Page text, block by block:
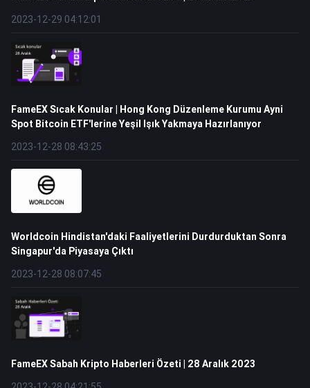
2023-12-29 04:12:01
FameEX Sıcak Konular | Hong Kong Düzenleme Kurumu Ayni
Spot Bitcoin ETF'lerine Yeşil Işık Yakmaya Hazırlanıyor
2023-12-28 08:43:25
Worldcoin Hindistan'daki Faaliyetlerini Durdurduktan Sonra
Singapur'da Piyasaya Çıktı
2023-12-28 08:07:45
FameEX Sabah Kripto Haberleri Özeti | 28 Aralık 2023